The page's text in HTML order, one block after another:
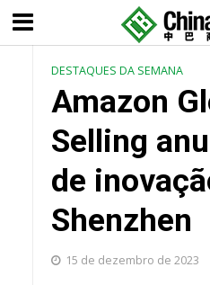
DESTAQUES DA SEMANA
Amazon
Selling
de
Shenzhen
15 de dezembro de 2023